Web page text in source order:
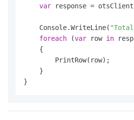
var response =
    Console.WriteLine(
foreach (var row in
    {
        PrintRow(row);
    }
}